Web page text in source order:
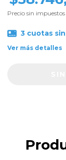
Precio sin impuestos
3 cuotas
Ver más detalles